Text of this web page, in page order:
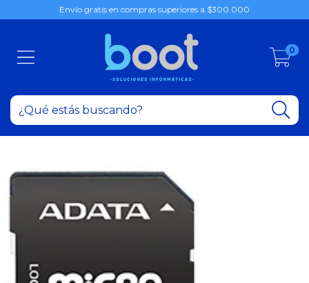
Envío gratis en compras superiores a $300.000
0